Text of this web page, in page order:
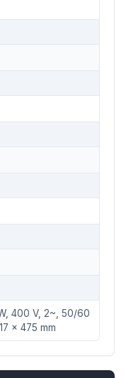
400 V, 2~, 50/60
x 475 mm